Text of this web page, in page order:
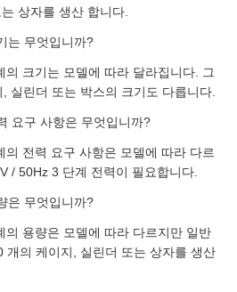
상자를 생산 합니다.
는 무엇입니까?
의 크기는 모델에 따라 달라집니다. 그
실린더 또는 박스의 크기도 다릅니다.
요구 사항은 무엇입니까?
의 전력 요구 사항은 모델에 따라 다르
/ 50Hz 3 단계 전력이 필요합니다.
은 무엇입니까?
의 용량은 모델에 따라 다르지만 일반
개의 케이지, 실린더 또는 상자를 생산